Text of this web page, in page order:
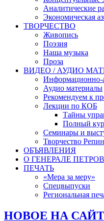
Аналитические
Экономическая
ТВОРЧЕСТВО
Живопись
Поэзия
Наша музыка
Проза
ВИДЕО / АУДИО
Информационно-
Аудио материалы
Рекомендуем к
Лекции по КОБ
Тайны
Полный
Семинары и
Творчество
ОБЪЯВЛЕНИЯ
О ГЕНЕРАЛЕ
ПЕЧАТЬ
«Мера за меру»
Спецвыпуски
Региональная
НОВОЕ НА